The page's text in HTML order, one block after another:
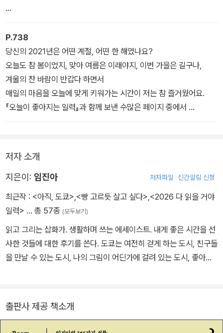
뜯는 행위와, 지난 하루들이 한 페이지씩 쌓여가는 모습을 보며
다가오고 지나는 것들을 함께 지켜봤으면 좋겠습니다.
사소한 장면에 웃고, 지나가는 말로 위로를 받으면서요.
「Prologue」
P.738
당신의 2021년은 어떤 계절, 어떤 한 해였나요?
오늘도 참 봄이었지, 맞아 여름은 이래야지, 이번 가을은 길구나,
겨울의 찬 바람이 반갑다 하면서
매일의 마음을 오늘에 맞게 키워가는 시간이 저는 참 즐거웠어요.
『오늘이 좋아지는 일력』과 함께 보낸 수많은 페이지 중에서
기억에 남는 종이가 있다면 저는 무엇보다도 기쁠 것 같아요.
내일은 어떤 하루가 될까요?
「Epilogue」
저자 소개
지은이: 임진아 저자파일 신간알림 신청
최근작 : <아직, 도쿄>,<빵 고르듯 살고 싶다>,<2026 다 읽을 거야
일력> … 총 57종 (모두보기)
읽고 그리는 삽화가. 생활하며 쓰는 에세이스트. 내게 좋은 시간을 선
사한 것들에 대한 후기를 쓴다. 도쿄는 여전히 걷게 하는 도시, 친구들
을 만날 수 있는 도시, 나의 그림이 어딘가에 걸려 있는 도시, 좋아하
つか気づく。(언젠가 깨닫는)」을 열고 동명의 만화책을 만들었다.
에세이 『빵 고르듯 살고 싶다』『진아의 희망곡』『듣기 좋은 말 하기 싫
출판사 제공 책소개